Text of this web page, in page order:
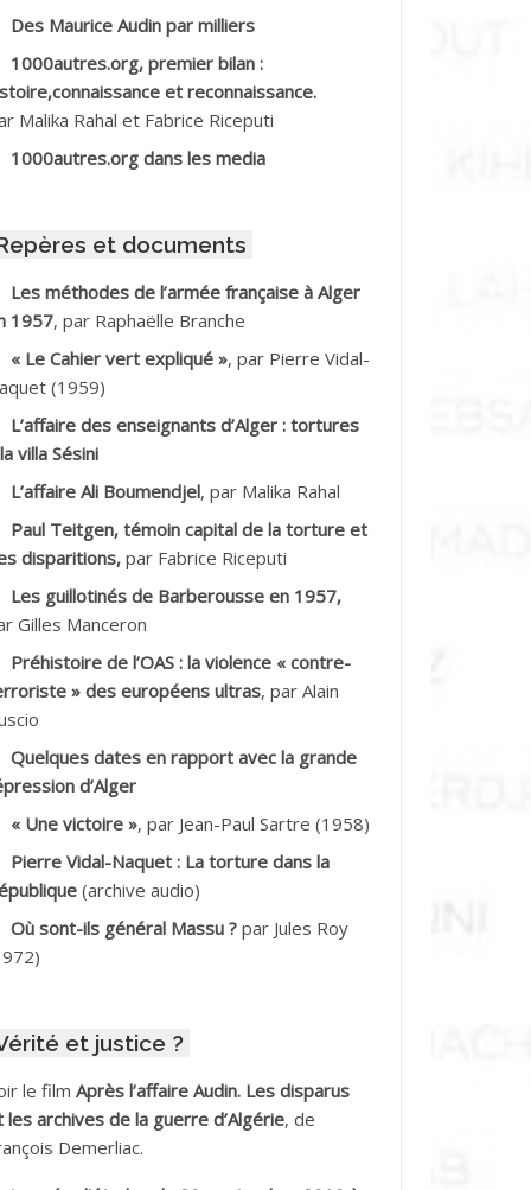
Ahmed dit le Coiffeur
Mohamed
Salah
M.*
Ali
Tahar
Ramdane *
Baghdad*
Boualem*
Rachid
Omar *
Vve AIT SAADA
Mohamed Akli
Des Maurice Audin par milliers
1000autres.org, premier bilan :
et reconnaissance.
Malika Rahal et Fabrice Riceputi
1000autres.org dans les media
et documents
Les méthodes de l’armée française à Alger
1957, par Raphaëlle Branche
« Le Cahier vert expliqué », par Pierre Vidal-
(1959)
L’affaire des enseignants d’Alger : tortures
villa Sésini
L’affaire Ali Boumendjel, par Malika Rahal
Paul Teitgen, témoin capital de la torture et
disparitions, par Fabrice Riceputi
Les guillotinés de Barberousse en 1957,
Gilles Manceron
Préhistoire de l’OAS : la violence « contre-
» des européens ultras, par Alain
Quelques dates en rapport avec la grande
d’Alger
« Une victoire », par Jean-Paul Sartre (1958)
Pierre Vidal-Naquet : La torture dans la
(archive audio)
Où sont-ils général Massu ? par Jules Roy
et justice ?
le film Après l’affaire Audin. Les disparus
les archives de la guerre d’Algérie, de
Demerliac.